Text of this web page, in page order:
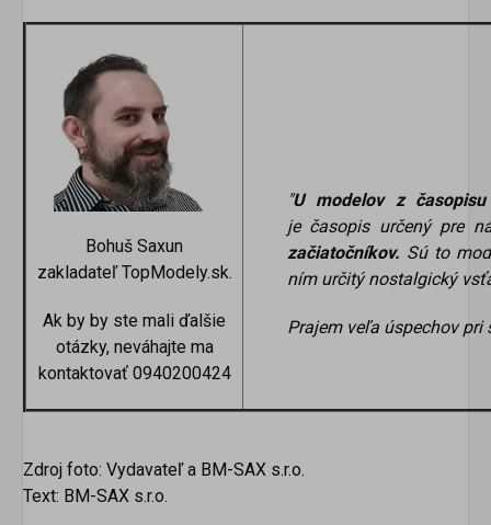
Bohuš Saxun
zakladateľ TopModely.sk.
Ak by by ste mali ďalšie
otázky, neváhajte ma
kontaktovať 0940200424
"U modelov z
je časopis určený pre
začiatočníkov. Sú to
ním určitý nostalgický
Prajem veľa úspechov pri
Zdroj foto: Vydavateľ a BM-SAX s.r.o.
Text: BM-SAX s.r.o.